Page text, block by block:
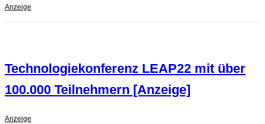
Anzeige
Technologiekonferenz LEAP22 mit über
100.000 Teilnehmern [Anzeige]
Anzeige